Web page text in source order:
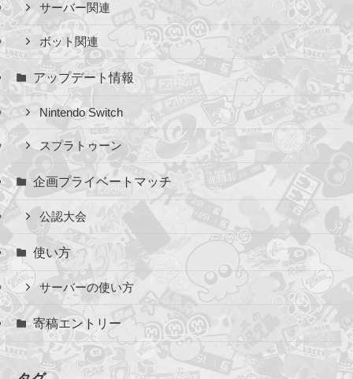
サーバー関連
ボット関連
アップデート情報
Nintendo Switch
スプラトゥーン
企画プライベートマッチ
公認大会
使い方
サーバーの使い方
寄稿エントリー